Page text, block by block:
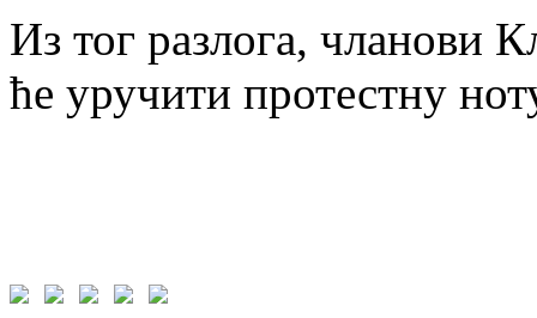
Из тог разлога, чланови
ће уручити протестну